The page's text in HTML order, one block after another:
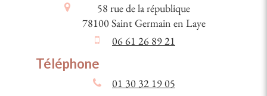
58 rue de la république
78100Saint Germain en Laye
06 61 26 89 21
Téléphone
01 30 32 19 05